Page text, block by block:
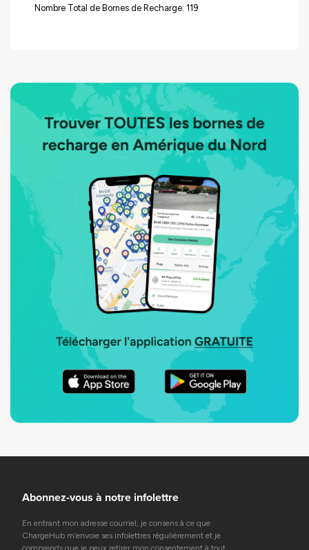
Nombre Total de Bornes de Recharge: 119
Abonnez-vous à notre infolettre
En entrant mon adresse courriel, je consens à ce que
ChargeHub m’envoie ses infolettres régulièrement et je